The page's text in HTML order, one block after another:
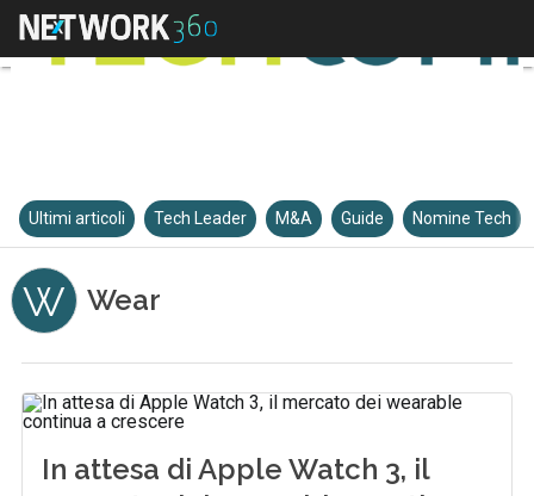
Ultimi articoli Tech Leader M&A Guide Nomine Tech
W Wear
In attesa di Apple Watch 3, il